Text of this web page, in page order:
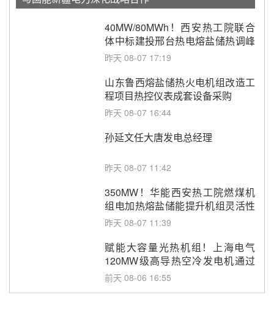
40MW/80MWh！西安热工院联合
体中标建投邢台热电熔盐储热调峰
调频改造EPC项目
昨天 08-07 17:19
山东鲁西熔盐储热火电机组改造工
程项目热控仪表成套设备采购
昨天 08-07 16:44
孙延文任大唐发电总经理
昨天 08-07 11:42
350MW！华能西安热工院燃煤机
组电加热熔盐储能提升机组灵活性
改造项目初步设计第三方评审服务
昨天 08-07 11:39
赋能大容量光热机组！上海电气
120MW级高导热空冷发电机通过
型式试验
前天 08-06 16:55